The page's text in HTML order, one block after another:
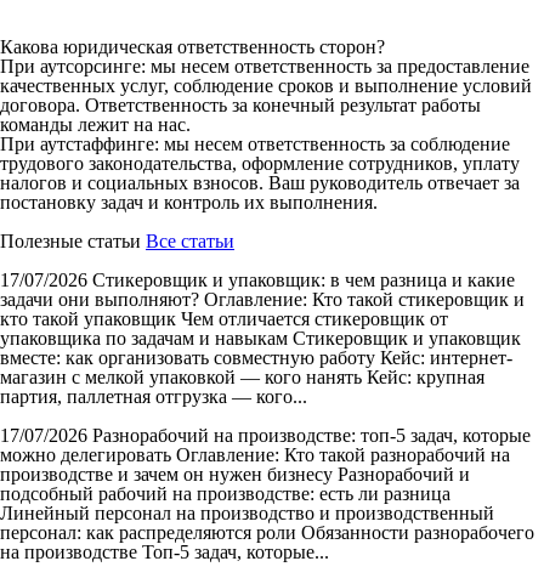
Какова юридическая ответственность сторон?
При аутсорсинге: мы несем ответственность за предоставление
качественных услуг, соблюдение сроков и выполнение условий
договора. Ответственность за конечный результат работы
команды лежит на нас.
При аутстаффинге: мы несем ответственность за соблюдение
трудового законодательства, оформление сотрудников, уплату
налогов и социальных взносов. Ваш руководитель отвечает за
постановку задач и контроль их выполнения.
Полезные статьи Все статьи
17/07/2026 Стикеровщик и упаковщик: в чем разница и какие
задачи они выполняют? Оглавление: Кто такой стикеровщик и
кто такой упаковщик Чем отличается стикеровщик от
упаковщика по задачам и навыкам Стикеровщик и упаковщик
вместе: как организовать совместную работу Кейс: интернет-
магазин с мелкой упаковкой — кого нанять Кейс: крупная
партия, паллетная отгрузка — кого...
17/07/2026 Разнорабочий на производстве: топ-5 задач, которые
можно делегировать Оглавление: Кто такой разнорабочий на
производстве и зачем он нужен бизнесу Разнорабочий и
подсобный рабочий на производстве: есть ли разница
Линейный персонал на производство и производственный
персонал: как распределяются роли Обязанности разнорабочего
на производстве Топ-5 задач, которые...